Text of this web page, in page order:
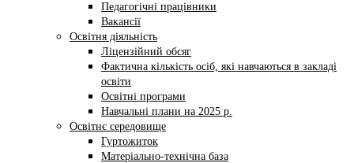
Педагогічні працівники
Вакансії
Освітня діяльність
Ліцензійний обсяг
Фактична кількість осіб, які навчаються в закладі
освіти
Освітні програми
Навчальні плани на 2025 р.
Освітнє середовище
Гуртожиток
Матеріально-технічна база